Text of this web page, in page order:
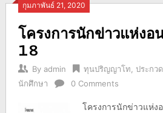
กุมภาพันธ์ 21, 2020
โครงการนักข่าวแห่งอ
18
By admin ทุนปริญญาโท, ประกว
นักศึกษา
0 Comments
โครงการนักข่าวแห่ง